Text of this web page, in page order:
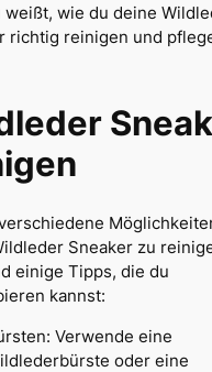
weißt, wie du deine
richtig reinigen und
Sneaker zu
einige Tipps, die du
kannst:
Verwende eine
oder eine